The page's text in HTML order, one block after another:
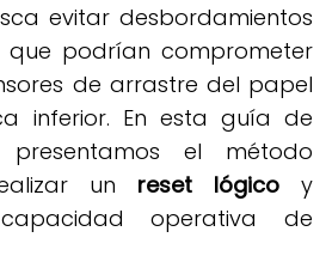
evitar desbordamientos
que podrían comprometer
de arrastre del papel
inferior. En esta guía de
el método
un reset lógico y
operativa de